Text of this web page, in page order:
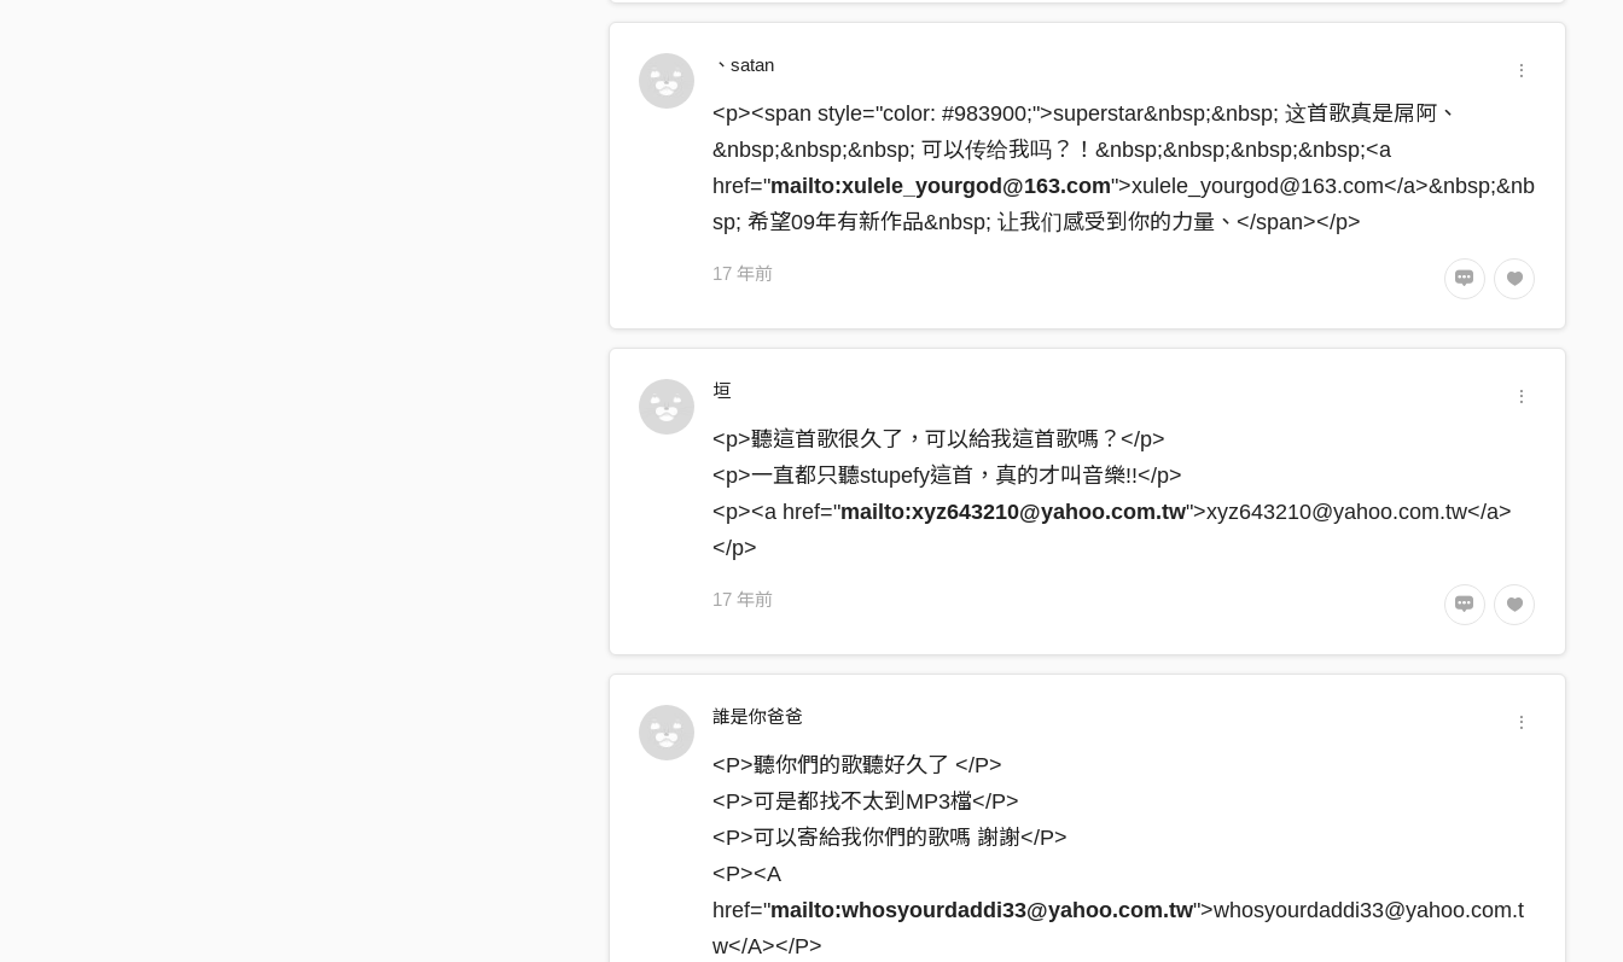
我們是音樂領土上 新的要塞 give me one try 表現不會辜負你的期待
So don’t be shy 別吝嗇把雙手舉起來 let me hear ya say stupefy~stupefy
you're stupefy 這世代音樂在敗壞
現在我們要起來將一切取代
you're stupefy 張大眼睛看這舞台
、satan
<p><span style="color: #983900;">superstar&nbsp;&nbsp; 这首歌真是屌阿、
&nbsp;&nbsp;&nbsp; 可以传给我吗？！&nbsp;&nbsp;&nbsp;&nbsp;<a
href="mailto:xulele_yourgod@163.com">xulele_yourgod@163.com</a>&nbsp;&nb
sp; 希望09年有新作品&nbsp; 让我们感受到你的力量、</span></p>
17 年前
垣
<p>聽這首歌很久了，可以給我這首歌嗎？</p>
<p>一直都只聽stupefy這首，真的才叫音樂!!</p>
<p><a href="mailto:xyz643210@yahoo.com.tw">xyz643210@yahoo.com.tw</a>
</p>
17 年前
誰是你爸爸
<P>聽你們的歌聽好久了 </P>
<P>可是都找不太到MP3檔</P>
<P>可以寄給我你們的歌嗎 謝謝</P>
<P><A
href="mailto:whosyourdaddi33@yahoo.com.tw">whosyourdaddi33@yahoo.com.t
w</A></P>